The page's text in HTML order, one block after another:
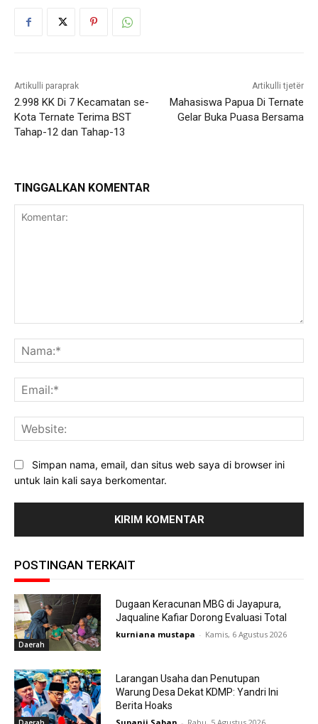
Artikulli paraprak
2.998 KK Di 7 Kecamatan se-
Kota Ternate Terima BST
Tahap-12 dan Tahap-13
Artikulli tjetër
Mahasiswa Papua Di Ternate
Gelar Buka Puasa Bersama
TINGGALKAN KOMENTAR
Simpan nama, email, dan situs web saya di browser ini
untuk lain kali saya berkomentar.
POSTINGAN TERKAIT
Daerah
Dugaan Keracunan MBG di Jayapura,
Jaqualine Kafiar Dorong Evaluasi Total
kurniana mustapa - Kamis, 6 Agustus 2026
Larangan Usaha dan Penutupan
Warung Desa Dekat KDMP: Yandri Ini
Berita Hoaks